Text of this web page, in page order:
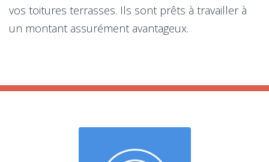
vos toitures terrasses. Ils sont prêts à travailler à
un montant assurément avantageux.